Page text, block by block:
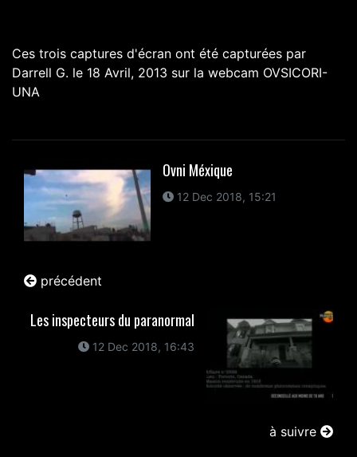
Ces trois captures d'écran ont été capturées par
Darrell G. le 18 Avril, 2013 sur la webcam OVSICORI-
UNA
Ovni Méxique
12 Dec 2018, 15:21
précédent
Les inspecteurs du paranormal
12 Dec 2018, 16:43
à suivre